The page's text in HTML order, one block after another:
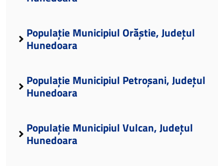
Populație Municipiul Orăștie, Județul
Hunedoara
Populație Municipiul Petroșani, Județul
Hunedoara
Populație Municipiul Vulcan, Județul
Hunedoara